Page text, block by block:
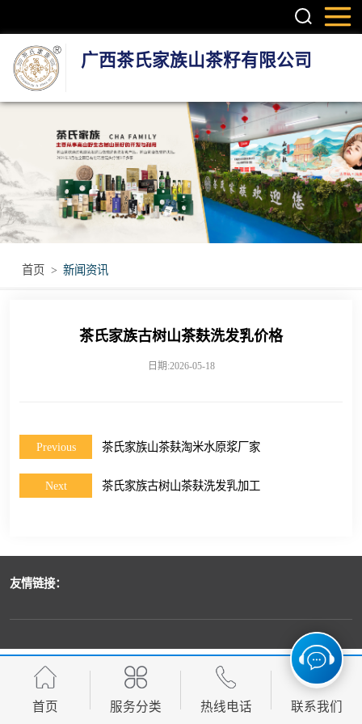
广西茶氏家族山茶籽有限公司
首页 > 新闻资讯
茶氏家族古树山茶麸洗发乳价格
日期:2026-05-18
Previous 茶氏家族山茶麸淘米水原浆厂家
Next 茶氏家族古树山茶麸洗发乳加工
友情链接：
首页 服务分类 热线电话 联系我们
护肤系列产品
疼痛调理产品
无烟艾灸产品
瑶浴瑶茶产品